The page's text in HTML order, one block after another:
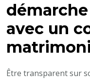
avec un
Être transparent sur